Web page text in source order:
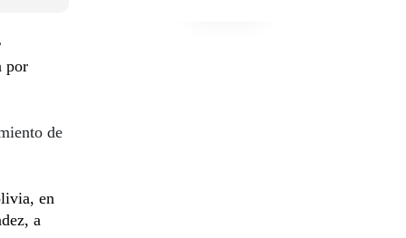
por
de
en
a